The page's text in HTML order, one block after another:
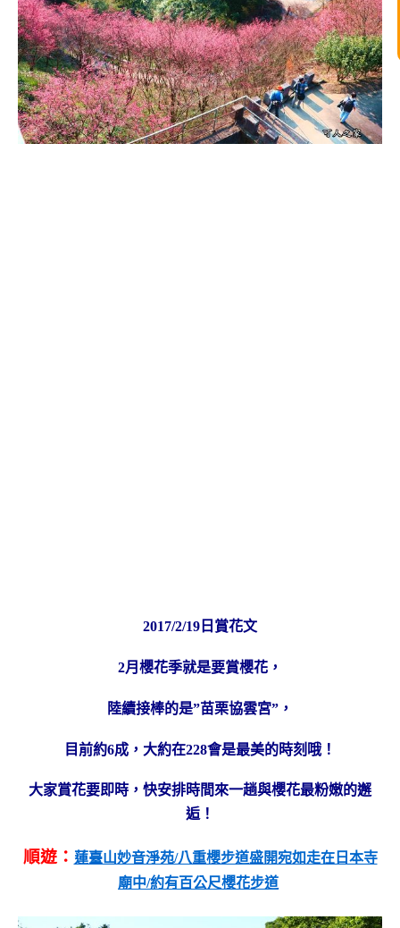
2017/2/19日賞花文
2月櫻花季就是要賞櫻花，
陸續接棒的是”苗栗協雲宮”，
目前約6成，大約在228會是最美的時刻哦！
大家賞花要即時，快安排時間來一趟與櫻花最粉嫩的邂
逅！
順遊： 蓮臺山妙音淨苑/八重櫻步道盛開宛如走在日本寺
廟中/約有百公尺櫻花步道